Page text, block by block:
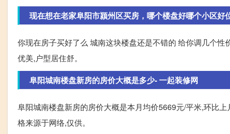
现在想在老家阜阳市颍州区买房，哪个楼盘好哪个小区好
你现在房子买好了么 城南这块楼盘还是不错的 给你调几个
优美,户型居住舒。
阜阳城南楼盘新房的房价大概是多少- 一起装修网
阜阳城南楼盘新房的房价大概是本月均价5669元/平米,环比
格来源于网络,仅供。